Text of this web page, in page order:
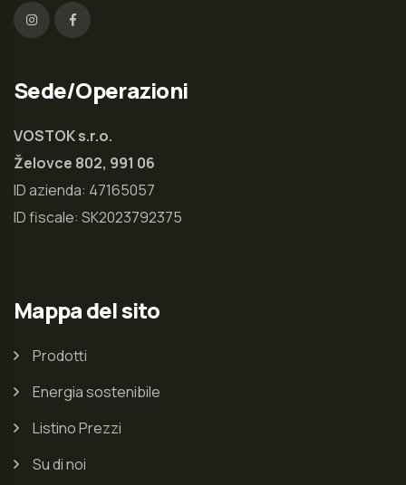
Sede/Operazioni
VOSTOK s.r.o.
Želovce 802, 991 06
ID azienda: 47165057
ID fiscale: SK2023792375
Mappa del sito
Prodotti
Energia sostenibile
Listino Prezzi
Su di noi